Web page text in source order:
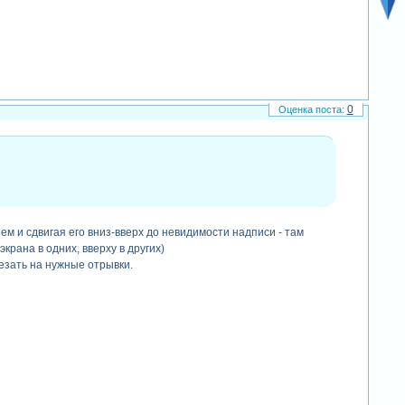
и сдвигая его вниз-вверх до невидимости надписи - там
в одних, вверху в других)
на нужные отрывки.
0